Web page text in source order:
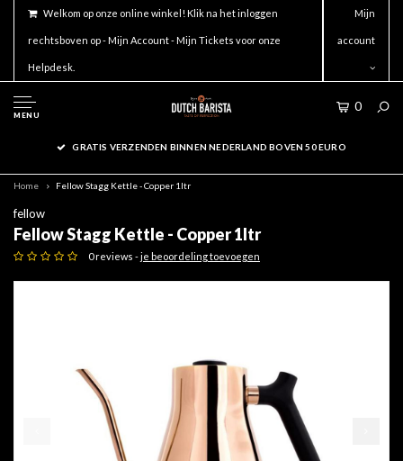
Welkom op onze online winkel! Klik na het inloggen
rechtsboven op - Mijn Account - Mijn Tickets voor onze
Helpdesk.
Mijn
account
MENU
0
GRATIS VERZENDEN BINNEN NEDERLAND BOVEN 50 EURO
Home Fellow Stagg Kettle - Copper 1ltr
fellow
Fellow Stagg Kettle - Copper 1ltr
0 reviews -je beoordeling toevoegen